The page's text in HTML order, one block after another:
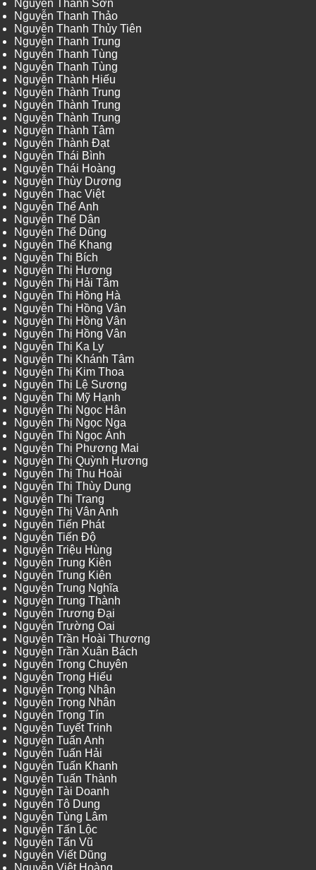
Nguyễn Thanh Sơn
Nguyễn Thanh Thảo
Nguyễn Thanh Thủy Tiên
Nguyễn Thanh Trung
Nguyễn Thanh Tùng
Nguyễn Thanh Tùng
Nguyễn Thành Hiếu
Nguyễn Thành Trung
Nguyễn Thành Trung
Nguyễn Thành Trung
Nguyễn Thành Tâm
Nguyễn Thành Đạt
Nguyễn Thái Bình
Nguyễn Thái Hoàng
Nguyễn Thùy Dương
Nguyễn Thạc Việt
Nguyễn Thế Anh
Nguyễn Thế Dân
Nguyễn Thế Dũng
Nguyễn Thế Khang
Nguyễn Thị Bích
Nguyễn Thị Hương
Nguyễn Thị Hải Tâm
Nguyễn Thị Hồng Hà
Nguyễn Thị Hồng Vân
Nguyễn Thị Hồng Vân
Nguyễn Thị Hồng Vân
Nguyễn Thị Ka Ly
Nguyễn Thị Khánh Tâm
Nguyễn Thị Kim Thoa
Nguyễn Thị Lệ Sương
Nguyễn Thị Mỹ Hạnh
Nguyễn Thị Ngọc Hân
Nguyễn Thị Ngọc Nga
Nguyễn Thị Ngọc Ánh
Nguyễn Thị Phương Mai
Nguyễn Thị Quỳnh Hương
Nguyễn Thị Thu Hoài
Nguyễn Thị Thùy Dung
Nguyễn Thị Trang
Nguyễn Thị Vân Anh
Nguyễn Tiến Phát
Nguyễn Tiến Độ
Nguyễn Triệu Hùng
Nguyễn Trung Kiên
Nguyễn Trung Kiên
Nguyễn Trung Nghĩa
Nguyễn Trung Thành
Nguyễn Trương Đại
Nguyễn Trường Oai
Nguyễn Trần Hoài Thương
Nguyễn Trần Xuân Bách
Nguyễn Trọng Chuyên
Nguyễn Trọng Hiếu
Nguyễn Trọng Nhân
Nguyễn Trọng Nhân
Nguyễn Trọng Tín
Nguyễn Tuyết Trinh
Nguyễn Tuấn Anh
Nguyễn Tuấn Hải
Nguyễn Tuấn Khanh
Nguyễn Tuấn Thành
Nguyễn Tài Doanh
Nguyễn Tô Dung
Nguyễn Tùng Lâm
Nguyễn Tấn Lộc
Nguyễn Tấn Vũ
Nguyễn Viết Dũng